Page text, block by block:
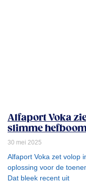
Alfaport Voka
slimme
30 mei 2025
Alfaport Voka zet volop
oplossing voor de
Dat bleek recent uit